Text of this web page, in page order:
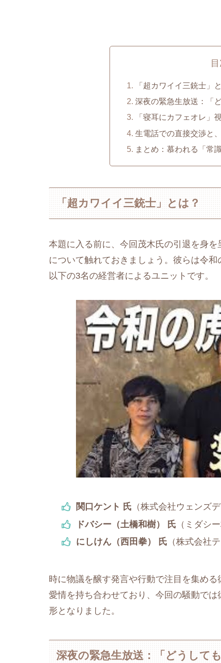
「超カワイイ三銃士」
深夜の緊急生放送：「
「寝耳にカフェオレ」
生電話での直接交渉と
まとめ：慕われる「常
「超カワイイ三銃士」とは？
本題に入る前に、今回茂木氏の引退を身
について触れておきましょう。彼らは令和
以下の3名の経営者によるユニットです。
関口ケント 氏 （株式会社ウェンズ
ドバシー（土橋和樹） 氏 （ミダシ
にしけん（西田拳） 氏 （株式会社
時に物議を醸す発言や行動で注目を集め
愛情を持ち合わせており、今回の騒動では
形となりました。
深夜の緊急生放送：「どうして